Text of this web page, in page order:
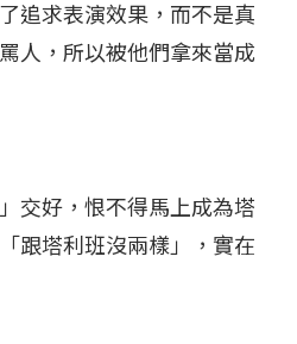
追求表演效果，而不是真
人，所以被他們拿來當成
交好，恨不得馬上成為塔
跟塔利班沒兩樣」，實在
2022 年 1 月 月 22 日